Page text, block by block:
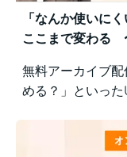
「なんか使いに
ここまで変わる
無料アーカイブ
める？」といっ
の意識差に悩む